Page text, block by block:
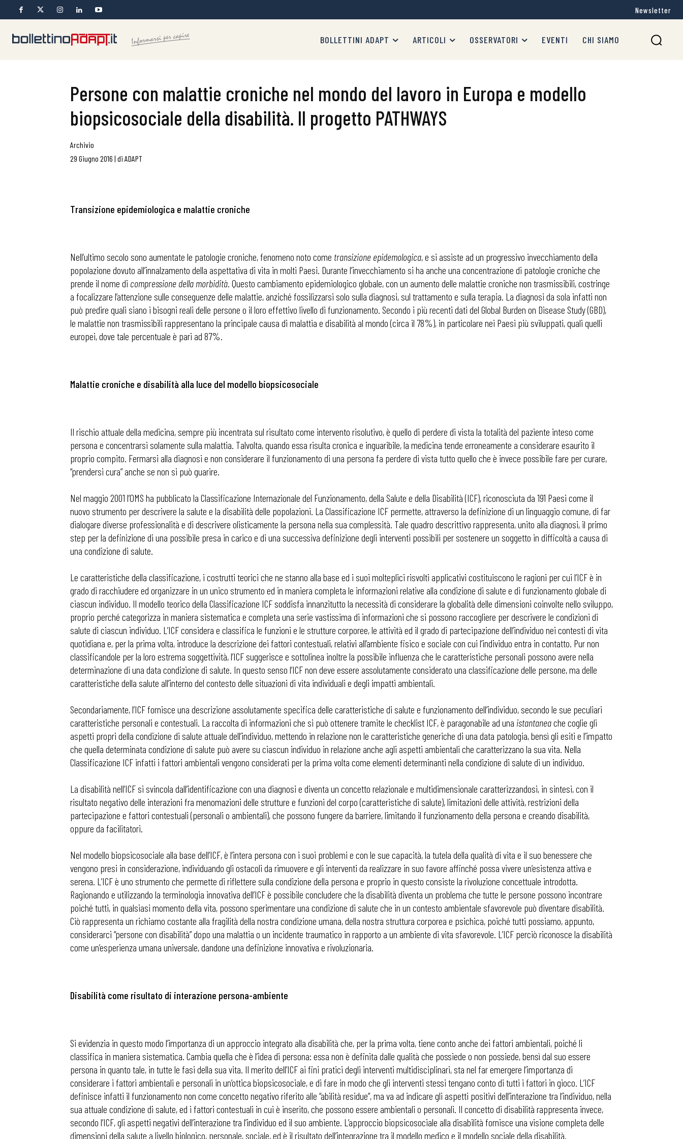
Bollettini ADAPT
Articoli
Newsletter
BOLLETTINI ADAPT ARTICOLI OSSERVATORI EVENTI CHI SIAMO
Persone con malattie croniche nel mondo del lavoro in Europa e modello
biopsicosociale della disabilità. Il progetto PATHWAYS
Archivio
29 Giugno 2016 | di ADAPT
Transizione epidemiologica e malattie croniche
Nell’ultimo secolo sono aumentate le patologie croniche, fenomeno noto come transizione epidemologica, e si assiste ad un progressivo invecchiamento della
popolazione dovuto all’innalzamento della aspettativa di vita in molti Paesi. Durante l’invecchiamento si ha anche una concentrazione di patologie croniche che
prende il nome di compressione della morbidità. Questo cambiamento epidemiologico globale, con un aumento delle malattie croniche non trasmissibili, costringe
a focalizzare l’attenzione sulle conseguenze delle malattie, anziché fossilizzarsi solo sulla diagnosi, sul trattamento e sulla terapia. La diagnosi da sola infatti non
può predire quali siano i bisogni reali delle persone o il loro effettivo livello di funzionamento. Secondo i più recenti dati del Global Burden on Disease Study (GBD),
le malattie non trasmissibili rappresentano la principale causa di malattia e disabilità al mondo (circa il 78%), in particolare nei Paesi più sviluppati, quali quelli
europei, dove tale percentuale è pari ad 87%.
Malattie croniche e disabilità alla luce del modello biopsicosociale
Il rischio attuale della medicina, sempre più incentrata sul risultato come intervento risolutivo, è quello di perdere di vista la totalità del paziente inteso come
persona e concentrarsi solamente sulla malattia. Talvolta, quando essa risulta cronica e inguaribile, la medicina tende erroneamente a considerare esaurito il
proprio compito. Fermarsi alla diagnosi e non considerare il funzionamento di una persona fa perdere di vista tutto quello che è invece possibile fare per curare,
“prendersi cura” anche se non si può guarire.
Nel maggio 2001 l’OMS ha pubblicato la Classificazione Internazionale del Funzionamento, della Salute e della Disabilità (ICF), riconosciuta da 191 Paesi come il
nuovo strumento per descrivere la salute e la disabilità delle popolazioni. La Classificazione ICF permette, attraverso la definizione di un linguaggio comune, di far
dialogare diverse professionalità e di descrivere olisticamente la persona nella sua complessità. Tale quadro descrittivo rappresenta, unito alla diagnosi, il primo
step per la definizione di una possibile presa in carico e di una successiva definizione degli interventi possibili per sostenere un soggetto in difficoltà a causa di
una condizione di salute.
Le caratteristiche della classificazione, i costrutti teorici che ne stanno alla base ed i suoi molteplici risvolti applicativi costituiscono le ragioni per cui l’ICF è in
grado di racchiudere ed organizzare in un unico strumento ed in maniera completa le informazioni relative alla condizione di salute e di funzionamento globale di
ciascun individuo. Il modello teorico della Classificazione ICF soddisfa innanzitutto la necessità di considerare la globalità delle dimensioni coinvolte nello sviluppo,
proprio perché categorizza in maniera sistematica e completa una serie vastissima di informazioni che si possono raccogliere per descrivere le condizioni di
salute di ciascun individuo. L’ICF considera e classifica le funzioni e le strutture corporee, le attività ed il grado di partecipazione dell’individuo nei contesti di vita
quotidiana e, per la prima volta, introduce la descrizione dei fattori contestuali, relativi all’ambiente fisico e sociale con cui l’individuo entra in contatto. Pur non
classificandole per la loro estrema soggettività, l’ICF suggerisce e sottolinea inoltre la possibile influenza che le caratteristiche personali possono avere nella
determinazione di una data condizione di salute. In questo senso l’ICF non deve essere assolutamente considerato una classificazione delle persone, ma delle
caratteristiche della salute all’interno del contesto delle situazioni di vita individuali e degli impatti ambientali.
Secondariamente, l’ICF fornisce una descrizione assolutamente specifica delle caratteristiche di salute e funzionamento dell’individuo, secondo le sue peculiari
caratteristiche personali e contestuali. La raccolta di informazioni che si può ottenere tramite le checklist ICF, è paragonabile ad una istantaneache coglie gli
aspetti propri della condizione di salute attuale dell’individuo, mettendo in relazione non le caratteristiche generiche di una data patologia, bensì gli esiti e l’impatto
che quella determinata condizione di salute può avere su ciascun individuo in relazione anche agli aspetti ambientali che caratterizzano la sua vita. Nella
Classificazione ICF infatti i fattori ambientali vengono considerati per la prima volta come elementi determinanti nella condizione di salute di un individuo.
La disabilità nell’ICF si svincola dall’identificazione con una diagnosi e diventa un concetto relazionale e multidimensionale caratterizzandosi, in sintesi, con il
risultato negativo delle interazioni fra menomazioni delle strutture e funzioni del corpo (caratteristiche di salute), limitazioni delle attività, restrizioni della
partecipazione e fattori contestuali (personali o ambientali), che possono fungere da barriere, limitando il funzionamento della persona e creando disabilità,
oppure da facilitatori.
Nel modello biopsicosociale alla base dell’ICF, è l’intera persona con i suoi problemi e con le sue capacità, la tutela della qualità di vita e il suo benessere che
vengono presi in considerazione, individuando gli ostacoli da rimuovere e gli interventi da realizzare in suo favore affinché possa vivere un’esistenza attiva e
serena. L’ICF è uno strumento che permette di riflettere sulla condizione della persona e proprio in questo consiste la rivoluzione concettuale introdotta.
Ragionando e utilizzando la terminologia innovativa dell’ICF è possibile concludere che la disabilità diventa un problema che tutte le persone possono incontrare
poiché tutti, in qualsiasi momento della vita, possono sperimentare una condizione di salute che in un contesto ambientale sfavorevole può diventare disabilità.
Ciò rappresenta un richiamo costante alla fragilità della nostra condizione umana, della nostra struttura corporea e psichica, poiché tutti possiamo, appunto,
considerarci “persone con disabilità” dopo una malattia o un incidente traumatico in rapporto a un ambiente di vita sfavorevole. L’ICF perciò riconosce la disabilità
come un’esperienza umana universale, dandone una definizione innovativa e rivoluzionaria.
Disabilità come risultato di interazione persona-ambiente
Si evidenzia in questo modo l’importanza di un approccio integrato alla disabilità che, per la prima volta, tiene conto anche dei fattori ambientali, poiché li
classifica in maniera sistematica. Cambia quella che è l’idea di persona: essa non è definita dalle qualità che possiede o non possiede, bensì dal suo essere
persona in quanto tale, in tutte le fasi della sua vita. Il merito dell’ICF ai fini pratici degli interventi multidisciplinari, sta nel far emergere l’importanza di
considerare i fattori ambientali e personali in un’ottica biopsicosociale, e di fare in modo che gli interventi stessi tengano conto di tutti i fattori in gioco. L’ICF
definisce infatti il funzionamento non come concetto negativo riferito alle “abilità residue”, ma va ad indicare gli aspetti positivi dell’interazione tra l’individuo, nella
sua attuale condizione di salute, ed i fattori contestuali in cui è inserito, che possono essere ambientali o personali. Il concetto di disabilità rappresenta invece,
secondo l’ICF, gli aspetti negativi dell’interazione tra l’individuo ed il suo ambiente. L’approccio biopsicosociale alla disabilità fornisce una visione completa delle
dimensioni della salute a livello biologico, personale, sociale, ed è il risultato dell’integrazione tra il modello medico e il modello sociale della disabilità.